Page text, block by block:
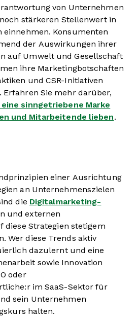
von Unternehmen
stärkeren Stellenwert in
einnehmen. Konsumenten
der Auswirkungen ihrer
auf Umwelt und Gesellschaft
ihre Marketingbotschaften
und CSR-Initiativen
Sie mehr darüber,
sinngetriebene Marke
und Mitarbeitende lieben.
einer Ausrichtung
an Unternehmenszielen
die Digitalmarketing-
und externen
diese Strategien stetigem
Wer diese Trends aktiv
dazulernt und eine
sowie Innovation
oder
im SaaS-Sektor für
sein Unternehmen
halten.